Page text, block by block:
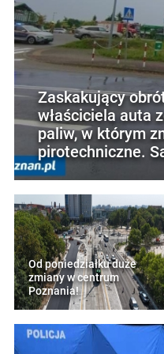
Zaskakujący
właściciela auta
paliw, w którym
pirotechniczne.
Od poniedziałku duże
zmiany w centrum
Poznania!